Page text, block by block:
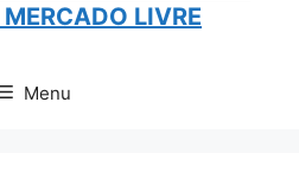
MERCADO LIVRE
Menu